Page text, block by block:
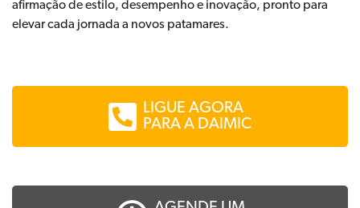
afirmação de estilo, desempenho e inovação, pronto para
elevar cada jornada a novos patamares.
LIGUE AGORA
PARA A DAIMIC